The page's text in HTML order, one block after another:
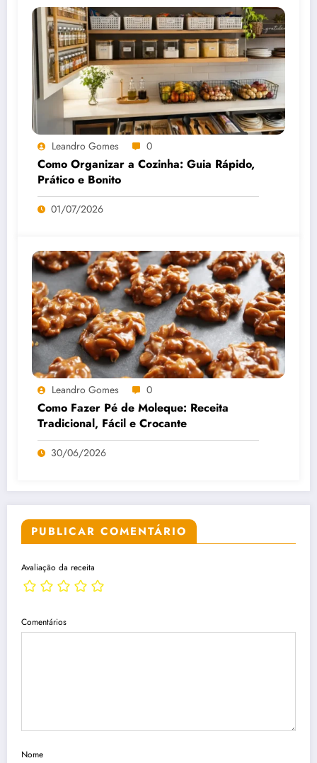
Leandro Gomes 0
Como Organizar a Cozinha: Guia Rápido,
Prático e Bonito
01/07/2026
Leandro Gomes 0
Como Fazer Pé de Moleque: Receita
Tradicional, Fácil e Crocante
30/06/2026
PUBLICAR COMENTÁRIO
Avaliação da receita
Comentários
Nome